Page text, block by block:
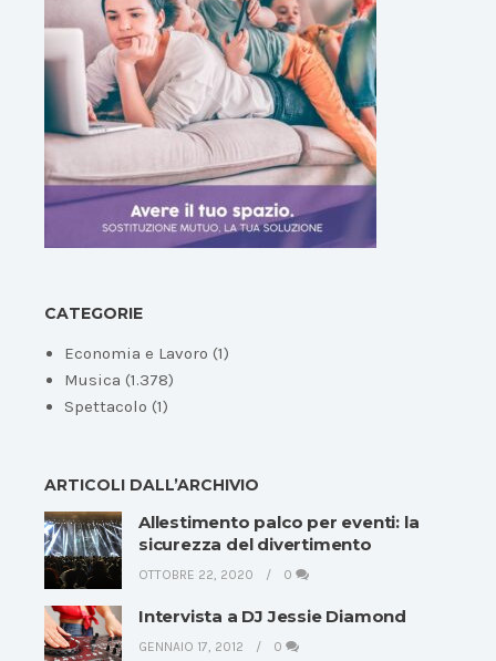
CATEGORIE
Economia e Lavoro (1)
Musica (1.378)
Spettacolo (1)
ARTICOLI DALL’ARCHIVIO
Allestimento palco per eventi: la
sicurezza del divertimento
OTTOBRE 22, 2020 0
Intervista a DJ Jessie Diamond
GENNAIO 17, 2012 0